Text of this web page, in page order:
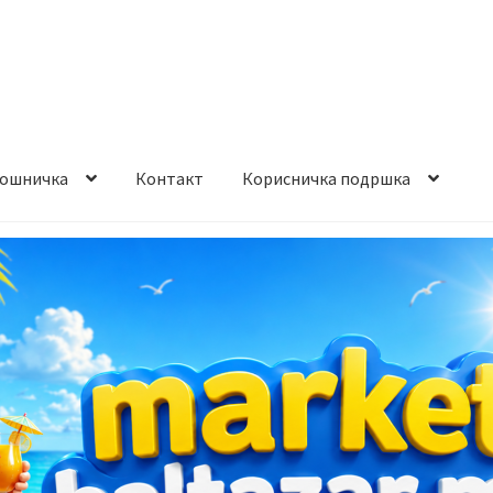
Контакт Корисничка подршка
и начин на плаќање
на производ Услови за користење